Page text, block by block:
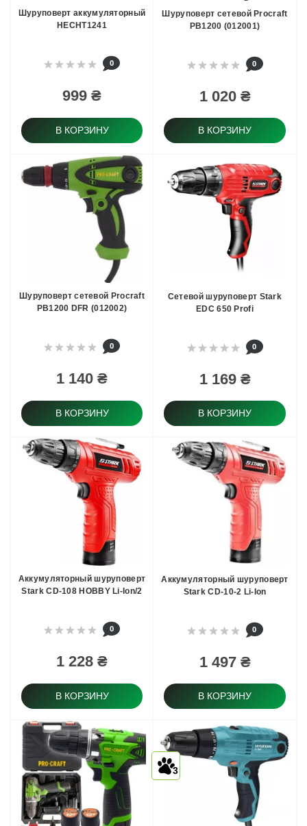
Шуруповерт аккумуляторный
HECHT1241
0
999 ₴
В КОРЗИНУ
Шуруповерт сетевой Procraft
PB1200 (012001)
0
1 020 ₴
В КОРЗИНУ
Шуруповерт сетевой Procraft
PB1200 DFR (012002)
0
1 140 ₴
В КОРЗИНУ
Сетевой шуруповерт Stark
EDC 650 Profi
0
1 169 ₴
В КОРЗИНУ
Аккумуляторный шуруповерт
Stark CD-108 HOBBY Li-Ion/2
0
1 228 ₴
В КОРЗИНУ
Аккумуляторный шуруповерт
Stark CD-10-2 Li-Ion
0
1 497 ₴
В КОРЗИНУ
3